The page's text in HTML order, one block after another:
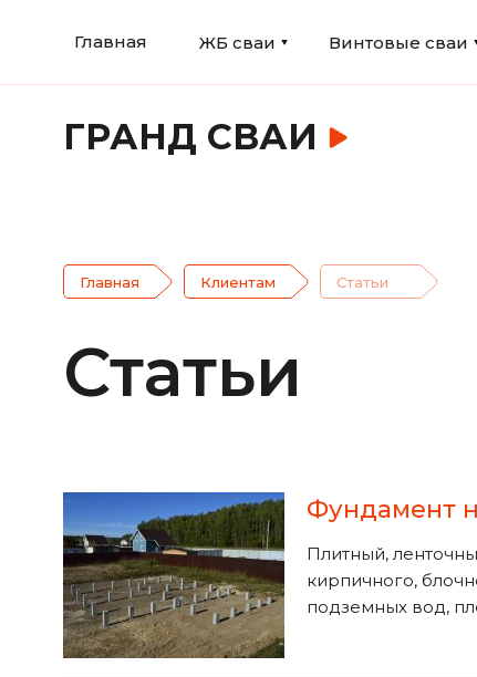
Главная ЖБ сваи Винтовые сваи
ГРАНД СВАИ
Главная Клиентам Статьи
Статьи
Фундамент
Плитный,
кирпичного,
подземных вод,